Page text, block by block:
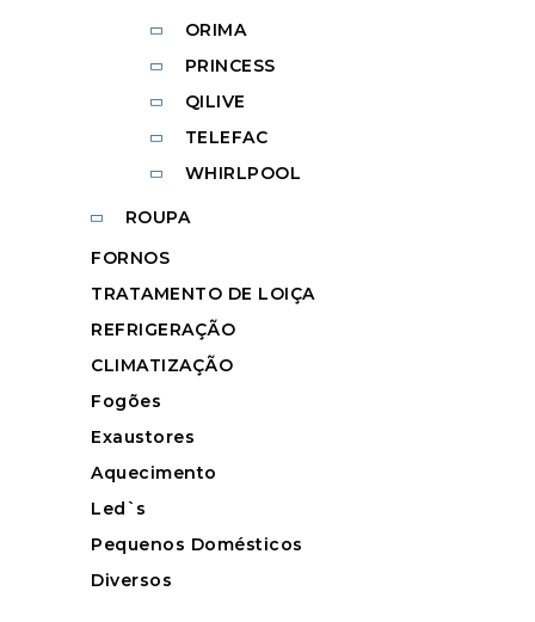
ORIMA
PRINCESS
QILIVE
TELEFAC
WHIRLPOOL
ROUPA
FORNOS
TRATAMENTO DE LOIÇA
REFRIGERAÇÃO
CLIMATIZAÇÃO
Fogões
Exaustores
Aquecimento
Led`s
Pequenos Domésticos
Diversos